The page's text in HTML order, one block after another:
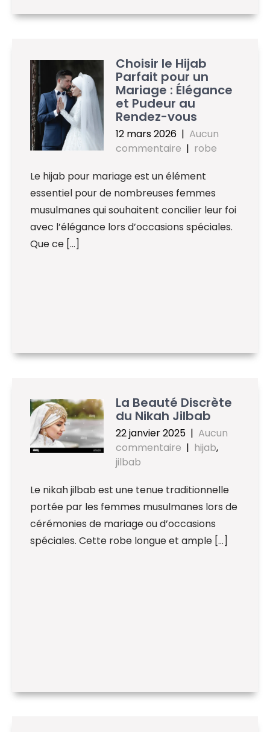
Choisir le Hijab
Parfait pour un
Mariage : Élégance
et Pudeur au
Rendez-vous
12 mars 2026 | Aucun
commentaire | robe
Le hijab pour mariage est un élément
essentiel pour de nombreuses femmes
musulmanes qui souhaitent concilier leur foi
avec l’élégance lors d’occasions spéciales.
Que ce […]
La Beauté Discrète
du Nikah Jilbab
22 janvier 2025 | Aucun
commentaire | hijab,
jilbab
Le nikah jilbab est une tenue traditionnelle
portée par les femmes musulmanes lors de
cérémonies de mariage ou d’occasions
spéciales. Cette robe longue et ample […]